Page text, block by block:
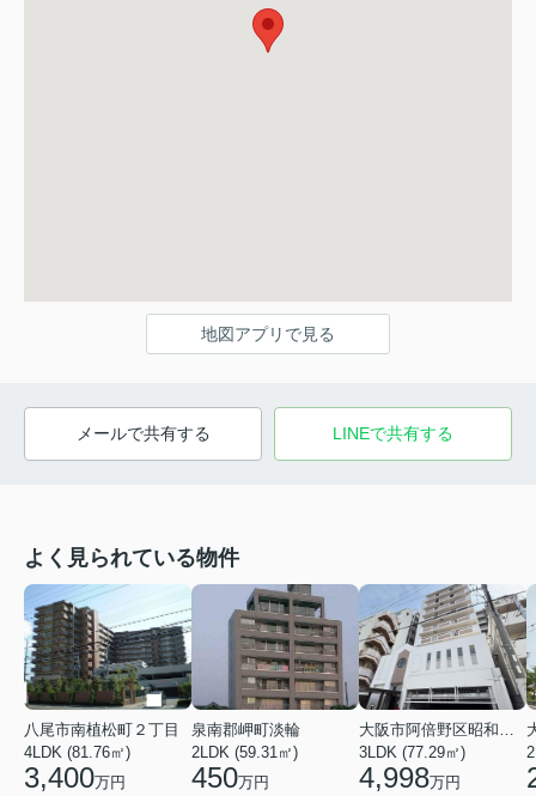
地図アプリで見る
メールで共有する LINEで共有する
よく見られている物件
八尾市南植松町２丁目
4LDK (81.76㎡)
3,400万円
泉南郡岬町淡輪
2LDK (59.31㎡)
450万円
大阪市阿倍野区昭和町２丁目
3LDK (77.29㎡)
4,998万円